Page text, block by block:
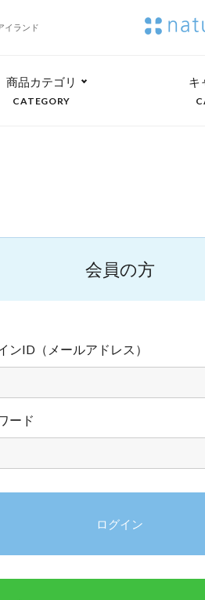
イランド
商品カテゴリ
CATEGORY
キ
会員の方
ンID（メールアドレス）
ード